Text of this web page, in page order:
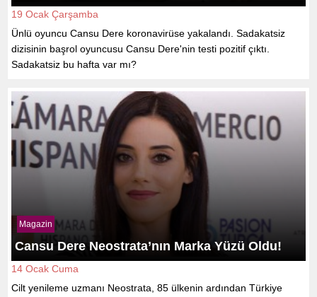
19 Ocak Çarşamba
Ünlü oyuncu Cansu Dere koronavirüse yakalandı. Sadakatsiz
dizisinin başrol oyuncusu Cansu Dere'nin testi pozitif çıktı.
Sadakatsiz bu hafta var mı?
Magazin
Cansu Dere Neostrata’nın Marka Yüzü Oldu!
14 Ocak Cuma
Cilt yenileme uzmanı Neostrata, 85 ülkenin ardından Türkiye